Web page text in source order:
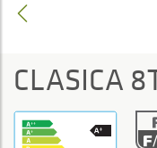
CLASICA